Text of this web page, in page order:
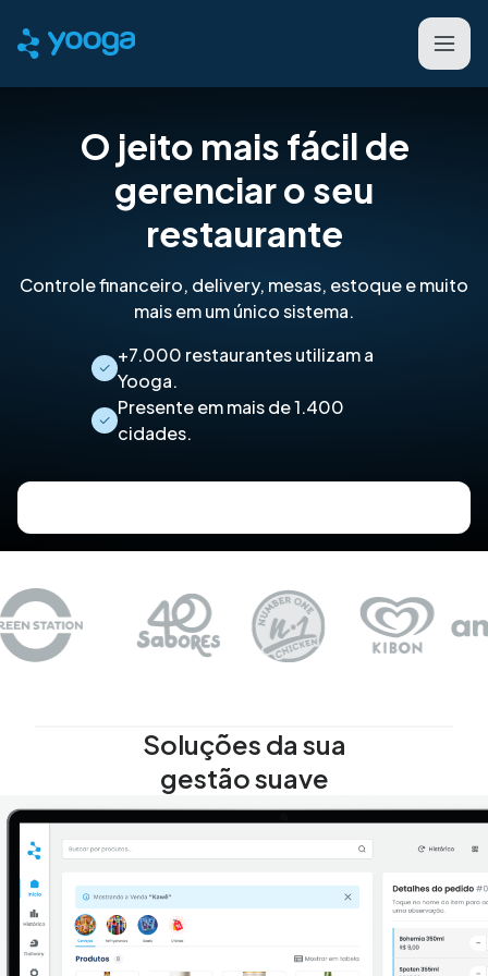
O jeito mais fácil de
gerenciar o seu
restaurante
Controle financeiro, delivery, mesas, estoque e muito
mais em um único sistema.
+7.000 restaurantes utilizam a
Yooga.
Presente em mais de 1.400
cidades.
Soluções da sua
gestão suave